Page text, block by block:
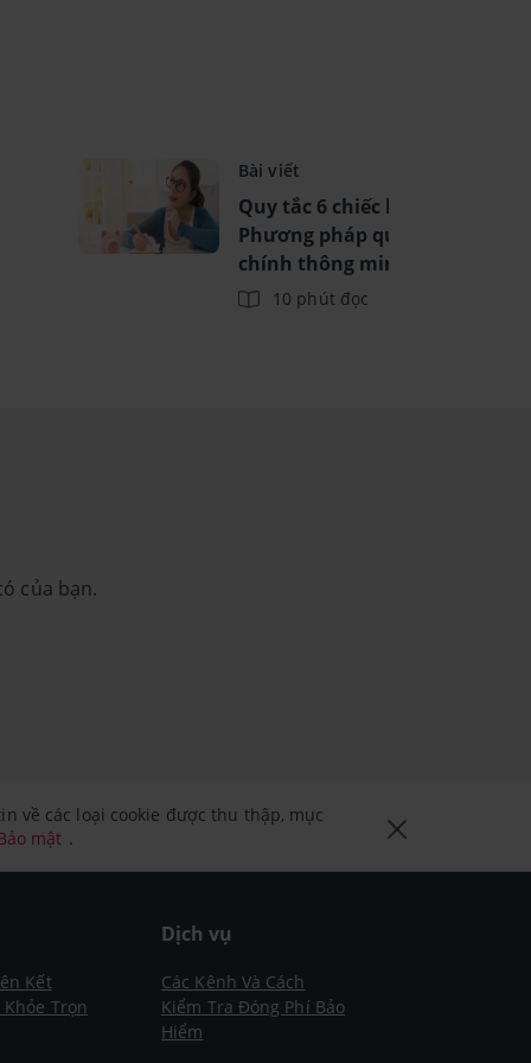
Bài viết
Quy tắc 6 chiếc lọ là gì? -
Phương pháp quản lý tài
chính thông minh
10 phút đọc
của bạn.
về các loại cookie được thu thập, mục
mật .
Kết
Trọn
Dịch vụ
Các Kênh Và Cách
Kiểm Tra Đóng Phí Bảo
Hiểm